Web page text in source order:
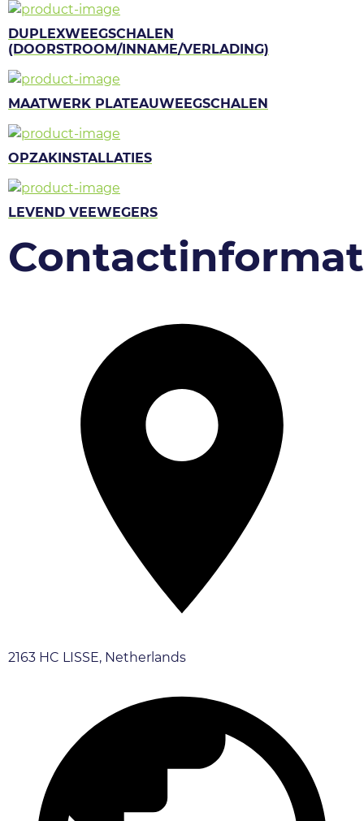
DUPLEXWEEGSCHALEN
(DOORSTROOM/INNAME/VERLADING)
MAATWERK PLATEAUWEEGSCHALEN
OPZAKINSTALLATIES
LEVEND VEEWEGERS
2163 HC LISSE, Netherlands